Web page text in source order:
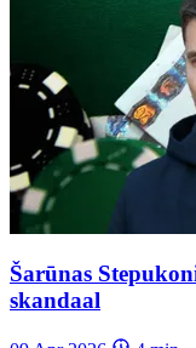
Šarūnas
skandaal